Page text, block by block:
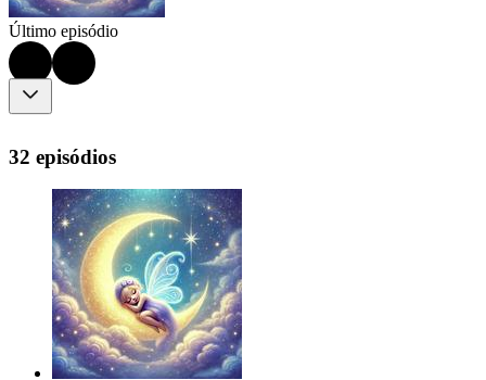
Último episódio
32 episódios